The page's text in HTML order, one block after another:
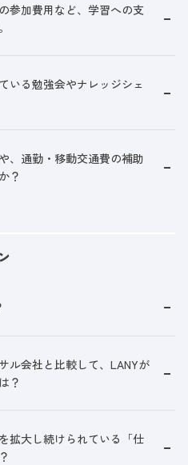
参加費用など、学習への支
いる勉強会やナレッジシェ
、通勤・移動交通費の補助
？
ル会社と比較して、LANYが
？
拡大し続けられている「仕